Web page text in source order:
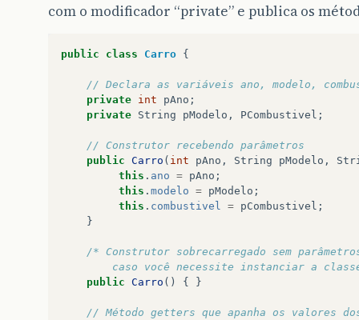
com o modificador “private” e publica os
public class Carro {
// Declara as variáveis ano, modelo,
private int pAno ;
private String pModelo , PCombustivel ;
// Construtor recebendo parâmetros
public Carro ( int pAno , String pModelo ,
this . ano = pAno ;
this . modelo = pModelo ;
this . combustivel = pCombustivel ;
}
/* Construtor sobrecarregado sem
caso você necessite instanciar a
public Carro () { }
// Método getters que apanha os valores